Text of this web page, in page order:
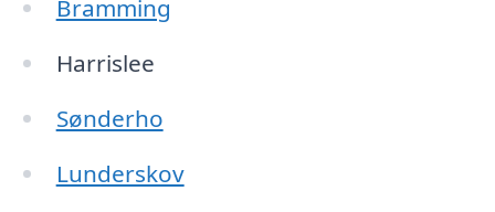
Bramming
Harrislee
Sønderho
Lunderskov